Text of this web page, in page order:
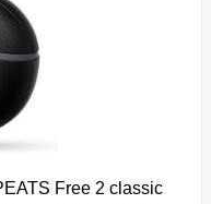
Free 2 classic